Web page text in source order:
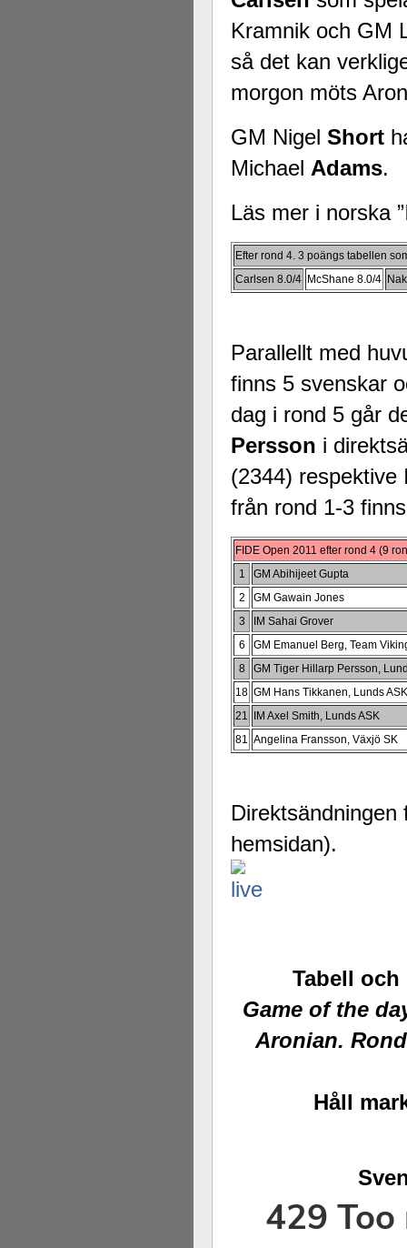
Kramnik och GM
så det kan
morgon möts
GM Nigel Short
Michael Adams.
Läs mer i norska ”
Efter rond 4. 3 poängs tabellen
Carlsen 8.0/4 McShane 8.0/4
Parallellt med
finns 5 svenskar
dag i rond 5 går
Persson i
(2344)
från rond 1-3
FIDE Open 2011 efter rond 4 (9
1
GM Abihijeet Gupta
2
GM Gawain Jones
3
IM Sahai Grover
6
GM Emanuel Berg, Team
8
GM Tiger Hillarp Persson,
18 GM Hans Tikkanen, Lunds ASK
21
IM Axel Smith, Lunds ASK
81 Angelina Fransson, Växjö SK
hemsidan).
Tabell
Game of the
Aronian.
Håll